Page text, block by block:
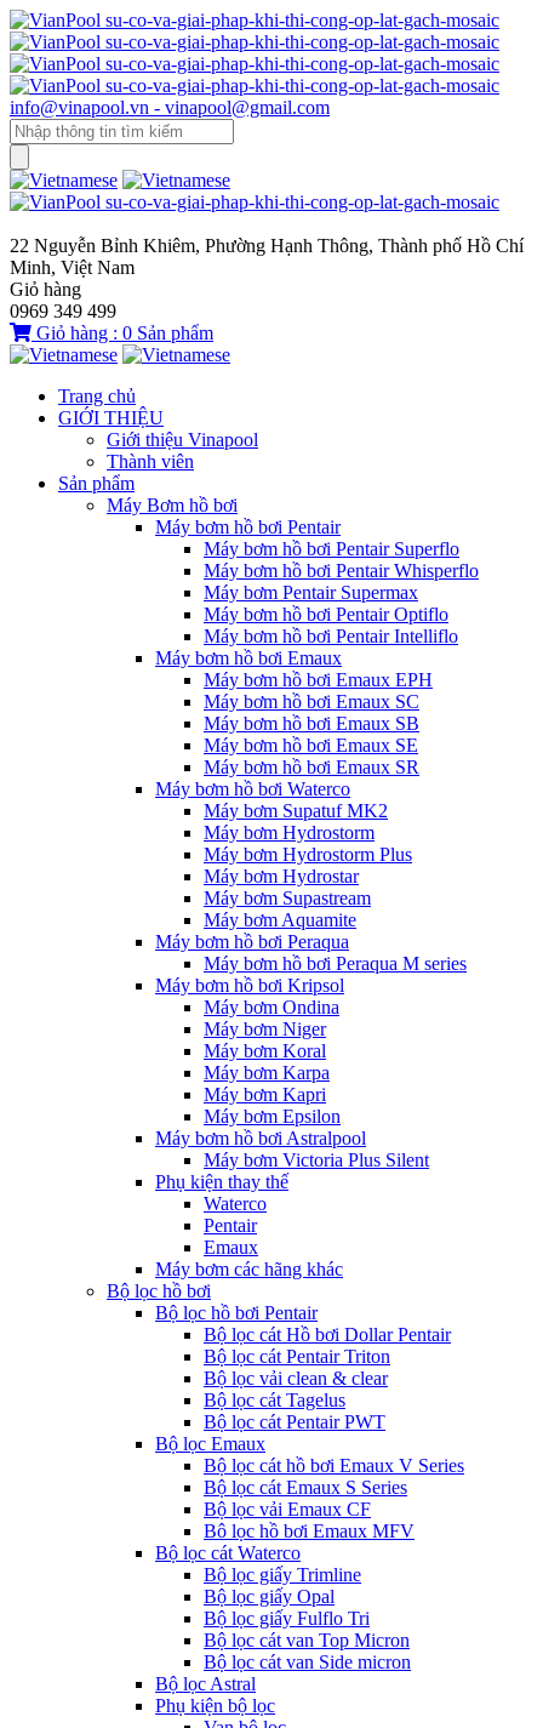
info@vinapool.vn - vinapool@gmail.com
22 Nguyễn Bỉnh Khiêm, Phường Hạnh Thông, Thành phố Hồ Chí
Minh, Việt Nam
Giỏ hàng
0969 349 499
Giỏ hàng : 0 Sản phẩm
Trang chủ
GIỚI THIỆU
Giới thiệu Vinapool
Thành viên
Sản phẩm
Máy Bơm hồ bơi
Máy bơm hồ bơi Pentair
Máy bơm hồ bơi Pentair Superflo
Máy bơm hồ bơi Pentair Whisperflo
Máy bơm Pentair Supermax
Máy bơm hồ bơi Pentair Optiflo
Máy bơm hồ bơi Pentair Intelliflo
Máy bơm hồ bơi Emaux
Máy bơm hồ bơi Emaux EPH
Máy bơm hồ bơi Emaux SC
Máy bơm hồ bơi Emaux SB
Máy bơm hồ bơi Emaux SE
Máy bơm hồ bơi Emaux SR
Máy bơm hồ bơi Waterco
Máy bơm Supatuf MK2
Máy bơm Hydrostorm
Máy bơm Hydrostorm Plus
Máy bơm Hydrostar
Máy bơm Supastream
Máy bơm Aquamite
Máy bơm hồ bơi Peraqua
Máy bơm hồ bơi Peraqua M series
Máy bơm hồ bơi Kripsol
Máy bơm Ondina
Máy bơm Niger
Máy bơm Koral
Máy bơm Karpa
Máy bơm Kapri
Máy bơm Epsilon
Máy bơm hồ bơi Astralpool
Máy bơm Victoria Plus Silent
Phụ kiện thay thế
Waterco
Pentair
Emaux
Máy bơm các hãng khác
Bộ lọc hồ bơi
Bộ lọc hồ bơi Pentair
Bộ lọc cát Hồ bơi Dollar Pentair
Bộ lọc cát Pentair Triton
Bộ lọc vải clean & clear
Bộ lọc cát Tagelus
Bộ lọc cát Pentair PWT
Bộ lọc Emaux
Bộ lọc cát hồ bơi Emaux V Series
Bộ lọc cát Emaux S Series
Bộ lọc vải Emaux CF
Bô lọc hồ bơi Emaux MFV
Bộ lọc cát Waterco
Bộ lọc giấy Trimline
Bộ lọc giấy Opal
Bộ lọc giấy Fulflo Tri
Bộ lọc cát van Top Micron
Bộ lọc cát van Side micron
Bộ lọc Astral
Phụ kiện bộ lọc